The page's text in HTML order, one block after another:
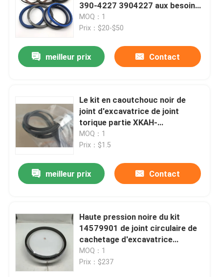
Maison
Vidéos
Au sujet de nous
390-4227 3904227 aux besoins
du client
MOQ：1
Prix：$20-$50
meilleur prix Contact
Le kit en caoutchouc noir de
joint d'excavatrice de joint
torique partie XKAH-
00396/XKAQ-00060
MOQ：1
Prix：$1.5
meilleur prix Contact
Haute pression noire du kit
14579901 de joint circulaire de
cachetage d'excavatrice
adaptée aux besoins du client
MOQ：1
Prix：$237